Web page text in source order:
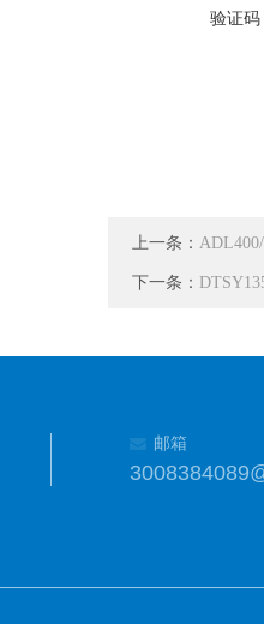
验证码
上一条：
下一条：
邮箱